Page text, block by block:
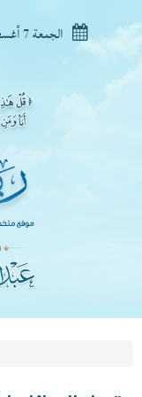
الجمعة 7 أغسطس 2026 ميلادى - 22 صفر 1448 هجرى